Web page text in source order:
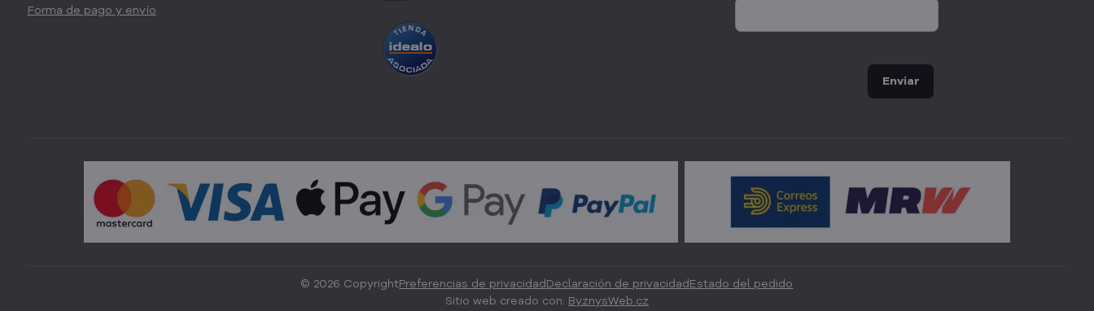
Forma de pago y envío
Enviar
© 2026 CopyrightPreferencias de privacidad Declaración de privacidad Estado del pedido
Sitio web creado con: ByznysWeb.cz